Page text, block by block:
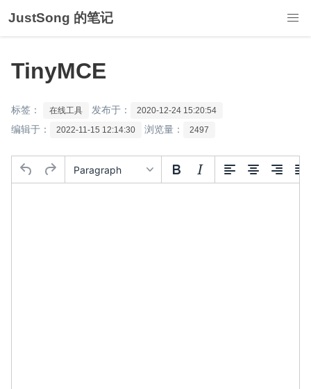
JustSong 的笔记
TinyMCE
标签： 在线工具 发布于： 2020-12-24 15:20:54
编辑于： 2022-11-15 12:14:30 浏览量： 2497
Paragraph